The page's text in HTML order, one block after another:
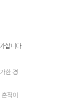
합니다.
한 경
적이